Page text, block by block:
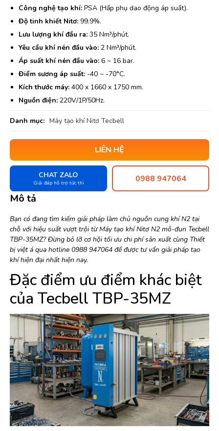
Công nghệ tạo khí: PSA (Hấp phụ dao động áp suất).
Độ tinh khiết Nitơ: 99.9%.
Lưu lượng khí đầu ra: 35 Nm³/phút.
Yêu cầu khí nén đầu vào: 2 Nm³/phút.
Áp suất khí nén đầu vào: 6 ~ 16 bar.
Điểm sương áp suất: -40 ~ -70°C.
Kích thước máy: 400 x 1660 x 1750 mm.
Nguồn điện: 220V/1P/50Hz.
Danh mục: Máy tạo khí Nitơ Tecbell
LIÊN HỆ
CHAT ZALO
Giải đáp hỗ trợ tức thì 0988 947064
Mô tả
Bạn có đang tìm kiếm giải pháp làm chủ nguồn cung khí N2 tại
chỗ với hiệu suất vượt trội từ Máy tạo khí Nitơ N2 mô-đun Tecbell
TBP-35MZ? Đừng bỏ lỡ cơ hội tối ưu chi phí sản xuất cùng Thiết
bị việt á qua hotline 0988 947064 để được tư vấn giải pháp tạo
khí hiện đại nhất hiện nay.
Đặc điểm ưu điểm khác biệt
của Tecbell TBP-35MZ